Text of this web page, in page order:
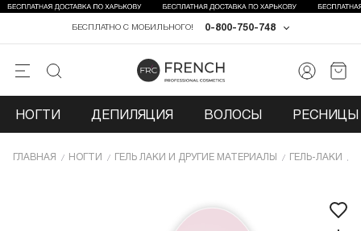
0-800-750-748
БЕСПЛАТНО С МОБИЛЬНОГО!
НОГТИ ДЕПИЛЯЦИЯ ВОЛОСЫ РЕСНИЦЫ
ГЛАВНАЯ НОГТИ ГЕЛЬ ЛАКИ И ДРУГИЕ МАТЕРИАЛЫ ГЕЛЬ-ЛАКИ